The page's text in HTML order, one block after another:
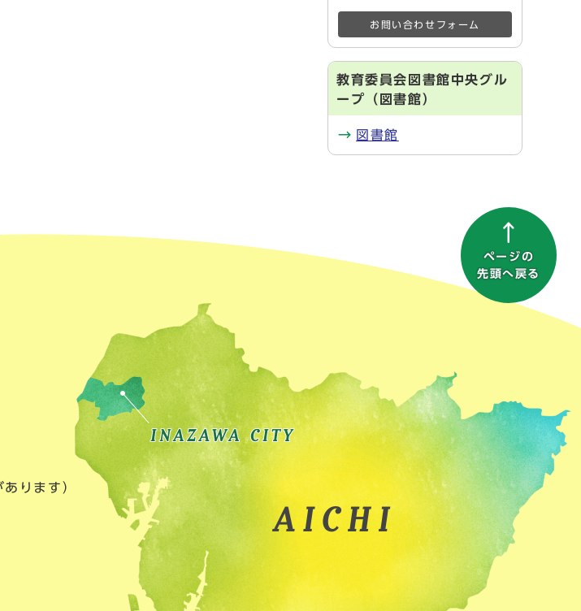
お問い合わせフォーム
教育委員会図書館中央グル
ープ（図書館）
図書館
ページの
先頭へ戻る
ります）